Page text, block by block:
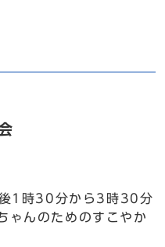
1時30分から3時30分
ゃんのためのすこやか